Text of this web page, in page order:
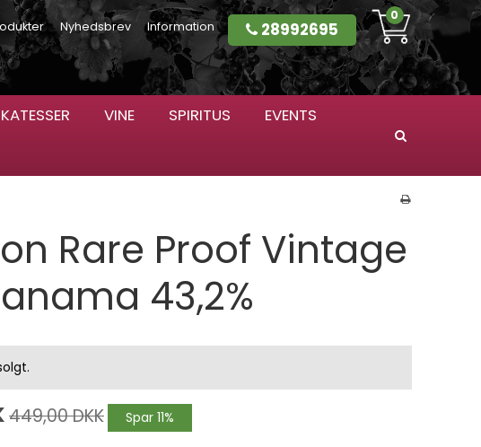
Nyhedsbrev Information 28992695
0
VINE SPIRITUS
EVENTS
Rare Proof Vintage
43,2%
449,00 DKK Spar 11%